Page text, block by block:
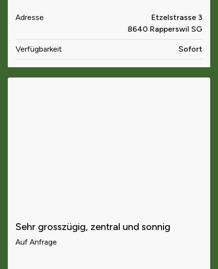
Adresse
Etzelstrasse 3
8640 Rapperswil SG
Verfügbarkeit Sofort
Sehr grosszügig, zentral und sonnig
Auf Anfrage